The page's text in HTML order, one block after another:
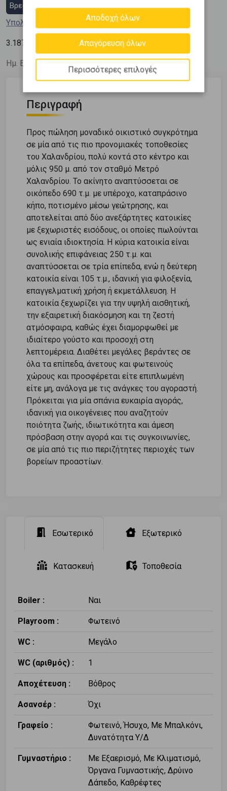
Βρες στεγαστικό δάνειο
Υπολόγισε τη δόση μου
3.187
Ημ. Ενημέρωσης: 01/08/26
Περιγραφή
Προς πώληση μοναδικό οικιστικό συγκρότημα
σε μία από τις πιο προνομιακές τοποθεσίες
του Χαλανδρίου, πολύ κοντά στο κέντρο και
μόλις 950 μ. από τον σταθμό Μετρό
Χαλανδρίου. Το ακίνητο αναπτύσσεται σε
οικόπεδο 690 τ.μ. με υπέροχο, καταπράσινο
κήπο, ποτισμένο μέσω γεώτρησης, και
αποτελείται από δύο ανεξάρτητες κατοικίες
με ξεχωριστές εισόδους, οι οποίες πωλούνται
ως ενιαία ιδιοκτησία. Η κύρια κατοικία είναι
συνολικής επιφάνειας 250 τ.μ. και
αναπτύσσεται σε τρία επίπεδα, ενώ η δεύτερη
κατοικία είναι 105 τ.μ., ιδανική για φιλοξενία,
επαγγελματική χρήση ή εκμετάλλευση. Η
κατοικία ξεχωρίζει για την υψηλή αισθητική,
την εξαιρετική διακόσμηση και τη ζεστή
ατμόσφαιρα, καθώς έχει διαμορφωθεί με
ιδιαίτερο γούστο και προσοχή στη
λεπτομέρεια. Διαθέτει μεγάλες βεράντες σε
όλα τα επίπεδα, άνετους και φωτεινούς
χώρους και προσφέρεται είτε επιπλωμένη
είτε μη, ανάλογα με τις ανάγκες του αγοραστή.
Πρόκειται για μία σπάνια ευκαιρία αγοράς,
ιδανική για οικογένειες που αναζητούν
ποιότητα ζωής, ιδιωτικότητα και άμεση
πρόσβαση στην αγορά και τις συγκοινωνίες,
σε μία από τις πιο περιζήτητες περιοχές των
βορείων προαστίων.
Εσωτερικό Εξωτερικό
Κατασκευή Τοποθεσία
Boiler : Ναι
Playroom : Φωτεινό
WC : Μεγάλο
WC (αριθμός) : 1
Αποχέτευση : Βόθρος
Ασανσέρ : Όχι
Γραφείο :
Φωτεινό, Ήσυχο, Με Μπαλκόνι,
Δυνατότητα Υ/Δ
Γυμναστήριο :
Με Εξαερισμό, Με Κλιματισμό,
Όργανα Γυμναστικής, Δρύινο
Δάπεδο, Καθρέφτες
Αποδοχή όλων
Απαγόρευση όλων
Περισσότερες επιλογές